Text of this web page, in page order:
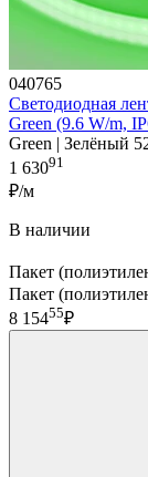
040765
Светодиодная
Green (9.6 W/m,
Green | Зелёный
1 63091
₽/м
В наличии
Пакет
Пакет
8 15455₽